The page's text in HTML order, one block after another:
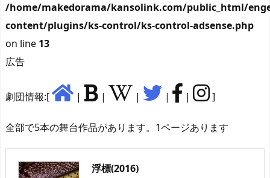
/home/makedorama/kansolink.com/public_html/
content/plugins/ks-control/ks-control-adsense.php
on line 13
広告
劇団情報:[ | | | | | ]
全部で5本の舞台作品があります。1ページあります
浮標(2016)